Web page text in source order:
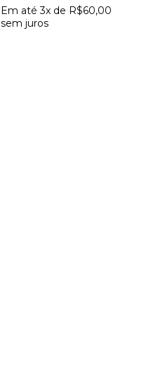
Em até 3x de R$60,00
sem juros